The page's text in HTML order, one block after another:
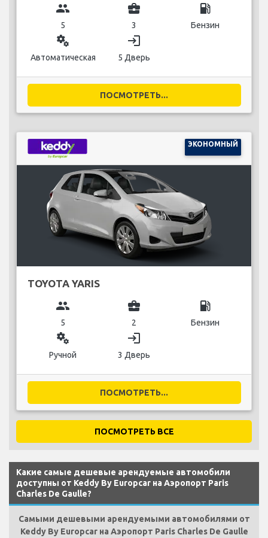
group
5
business_center
3
local_gas_station
Бензин
miscellaneous_services
Автоматическая
login
5 Дверь
ПОСМОТРЕТЬ...
ЭКОНОМНЫЙ
TOYOTA YARIS
group
5
business_center
2
local_gas_station
Бензин
miscellaneous_services
Ручной
login
3 Дверь
ПОСМОТРЕТЬ...
ПОСМОТРЕТЬ ВСЕ
Какие самые дешевые арендуемые автомобили
доступны от Keddy By Europcar на Аэропорт Paris
Charles De Gaulle?
Самыми дешевыми арендуемыми автомобилями от
Keddy By Europcar на Аэропорт Paris Charles De Gaulle